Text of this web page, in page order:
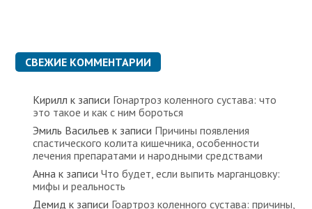
СВЕЖИЕ КОММЕНТАРИИ
Кирилл к записи Гонартроз коленного сустава: что
это такое и как с ним бороться
Эмиль Васильев к записи Причины появления
спастического колита кишечника, особенности
лечения препаратами и народными средствами
Анна к записиЧто будет, если выпить марганцовку:
мифы и реальность
Демид к записи Гоартроз коленного сустава: причины,